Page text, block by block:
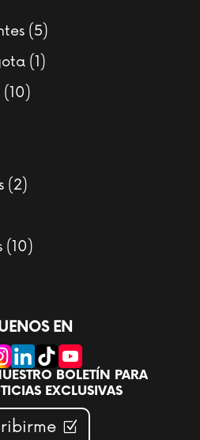
55
productos
1 1
1010
22
1010
EN
BOLETÍN PARA
EXCLUSIVAS